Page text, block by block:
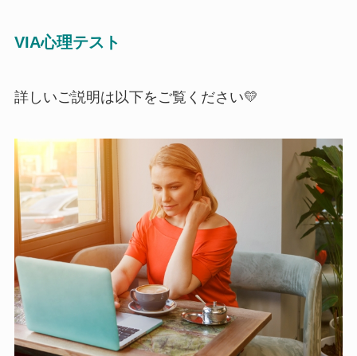
VIA心理テスト
詳しいご説明は以下をご覧ください💛